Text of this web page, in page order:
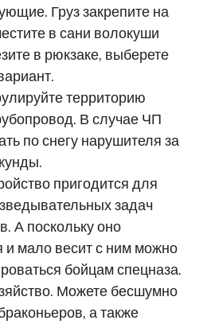
Груз закрепите на
в сани волокуши
в рюкзаке, выберете
территорию
В случае ЧП
по снегу нарушителя за
пригодится для
задач
А поскольку оно
и мало весит с ним можно
бойцам спецназа.
Можете бесшумно
а также